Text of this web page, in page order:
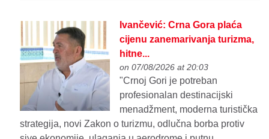
Ivančević: Crna Gora plaća
cijenu zanemarivanja turizma,
hitne...
on 07/08/2026 at 20:03
"Crnoj Gori je potreban
profesionalan destinacijski
menadžment, moderna turistička
strategija, novi Zakon o turizmu, odlučna borba protiv